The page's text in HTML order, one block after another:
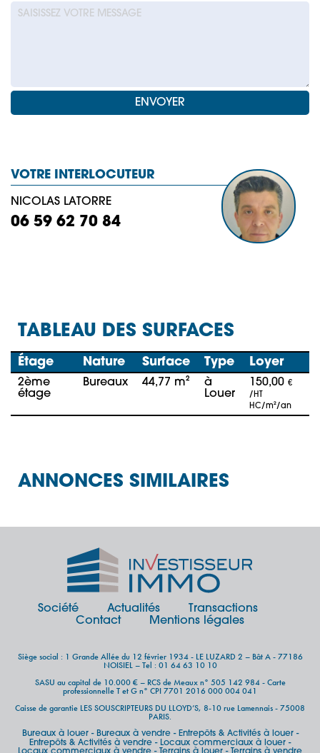
VOTRE INTERLOCUTEUR
NICOLAS LATORRE
06 59 62 70 84
TABLEAU DES SURFACES
Étage Nature Surface Type Loyer
2ème
étage
Bureaux 44,77 m²
à
Louer
150,00 €
/HT
HC/m²/an
ANNONCES SIMILAIRES
Société Actualités
Transactions
Contact
Mentions légales
Siège social : 1 Grande Allée du 12 février 1934 - LE LUZARD 2 – Bât A - 77186
NOISIEL – Tel : 01 64 63 10 10
SASU au capital de 10.000 € – RCS de Meaux n° 505 142 984 - Carte
professionnelle T et G n° CPI 7701 2016 000 004 041
Caisse de garantie LES SOUSCRIPTEURS DU LLOYD’S, 8-10 rue Lamennais - 75008
PARIS.
Bureaux à louer- Bureaux à vendre- Entrepôts & Activités à louer-
Entrepôts & Activités à vendre - Locaux commerciaux à louer -